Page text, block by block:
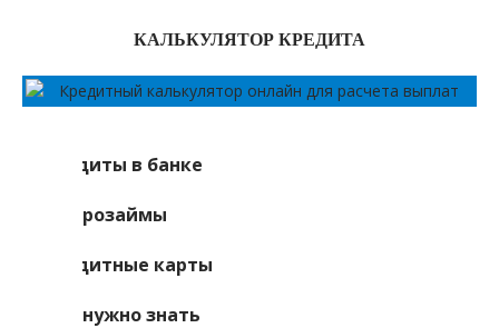
КАЛЬКУЛЯТОР КРЕДИТА
Кредиты в банке
Микрозаймы
Кредитные карты
Что нужно знать